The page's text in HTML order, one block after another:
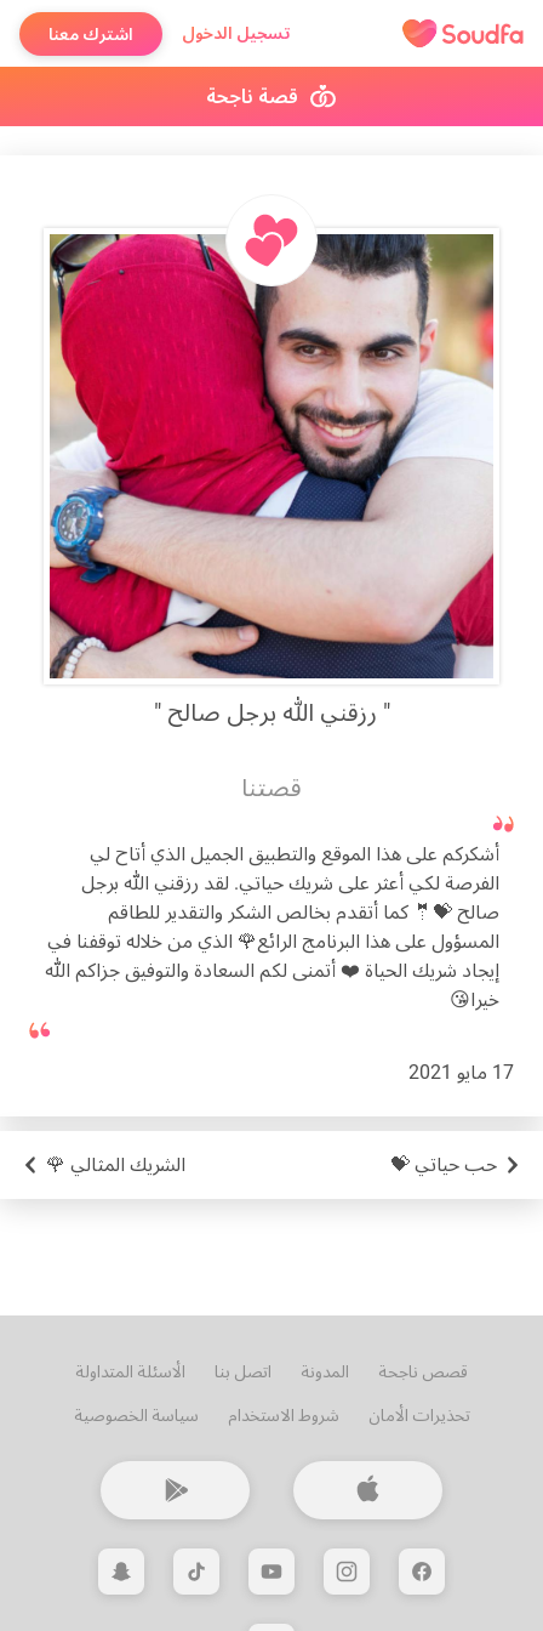
تسجيل الدخول اشترك معنا
قصة ناجحة
رزقني الله برجل صالح
قصتنا
أشكركم على هذا الموقع والتطبيق الجميل الذي أتاح لي
الفرصة لكي أعثر على شريك حياتي. لقد رزقني الله برجل
صالح 💝🤵 كما أتقدم بخالص الشكر والتقدير للطاقم
المسؤول على هذا البرنامج الرائع🌹 الذي من خلاله توقفنا في
إيجاد شريك الحياة ❤️ أتمنى لكم السعادة والتوفيق جزاكم الله
خيرا😘
17 مايو 2021
حب حياتي 💝 الشريك المثالي 🌹
قصص ناجحة المدونة اتصل بنا الأسئلة المتداولة
تحذيرات الأمان شروط الاستخدام سياسة الخصوصية